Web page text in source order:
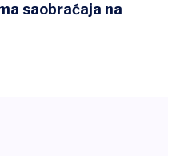
saobraćaja na